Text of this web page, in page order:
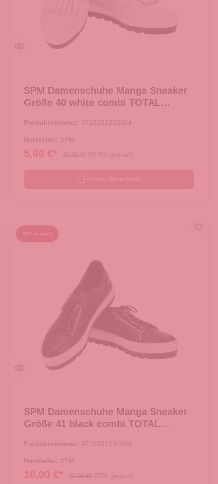
SPM Damenschuhe Manga Sneaker
Größe 40 white combi TOTAL
Produktnummer: 8718231223564
Hersteller: SPM
5,00 €* 40,00 €* (87.5% gespart)
30 € gespart
SPM Damenschuhe Manga Sneaker
Größe 41 black combi TOTAL
Produktnummer: 8718231234683
Hersteller: SPM
10,00 €* 40,00 €* (75% gespart)